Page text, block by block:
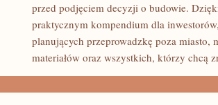
FORMALNOŚCIprzed podjęciem decyzji o budowie.
praktycznym kompendium dla
planujących przeprowadzkę poza miasto,
materiałów oraz wszystkich, którzy chcą